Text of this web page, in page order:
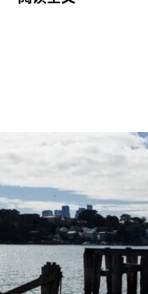
列入世界遗产名录。
空间，涵盖住宅、
根据联合国教科文
人为本、因地制宜
了芬兰对现代建筑
入选项目中最早期
“阿尔瓦·阿尔托之
阿尔瓦·阿尔托与其